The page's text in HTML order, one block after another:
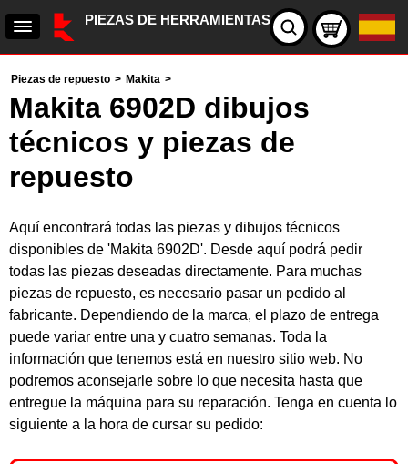
PIEZAS DE HERRAMIENTAS
Piezas de repuesto > Makita >
Makita 6902D dibujos
técnicos y piezas de
repuesto
Aquí encontrará todas las piezas y dibujos técnicos
disponibles de 'Makita 6902D'. Desde aquí podrá pedir
todas las piezas deseadas directamente. Para muchas
piezas de repuesto, es necesario pasar un pedido al
fabricante. Dependiendo de la marca, el plazo de entrega
puede variar entre una y cuatro semanas. Toda la
información que tenemos está en nuestro sitio web. No
podremos aconsejarle sobre lo que necesita hasta que
entregue la máquina para su reparación. Tenga en cuenta lo
siguiente a la hora de cursar su pedido: